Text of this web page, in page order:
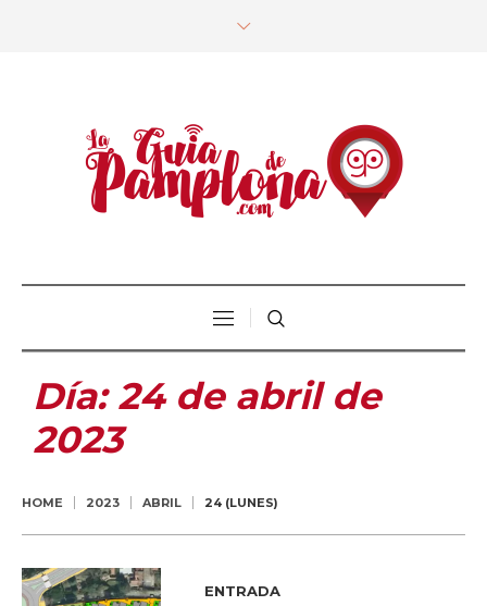
Día:24 de abril de
2023
HOME 2023 ABRIL 24 (LUNES)
ENTRADA